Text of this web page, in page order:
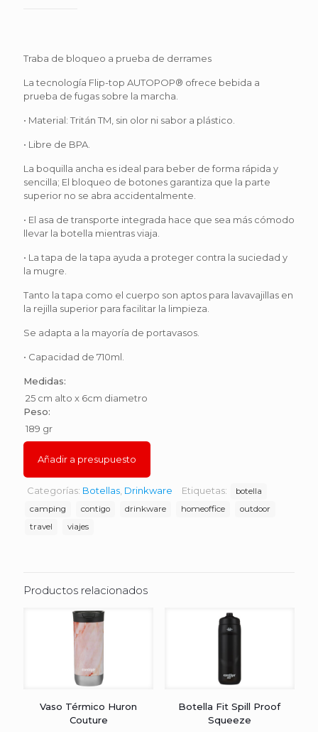
Traba de bloqueo a prueba de derrames
La tecnología Flip-top AUTOPOP® ofrece bebida a
prueba de fugas sobre la marcha.
• Material: Tritán TM, sin olor ni sabor a plástico.
• Libre de BPA.
La boquilla ancha es ideal para beber de forma rápida y
sencilla; El bloqueo de botones garantiza que la parte
superior no se abra accidentalmente.
• El asa de transporte integrada hace que sea más cómodo
llevar la botella mientras viaja.
• La tapa de la tapa ayuda a proteger contra la suciedad y
la mugre.
Tanto la tapa como el cuerpo son aptos para lavavajillas en
la rejilla superior para facilitar la limpieza.
Se adapta a la mayoría de portavasos.
• Capacidad de 710ml.
Medidas:
25 cm alto x 6cm diametro
Peso:
189 gr
Añadir a presupuesto
Categorías: Botellas Drinkware Etiquetas:
botella
camping
contigo drinkware homeoffice
outdoor
travel
viajes
Productos relacionados
Vaso Térmico Huron
Couture
Botella Fit Spill Proof
Squeeze